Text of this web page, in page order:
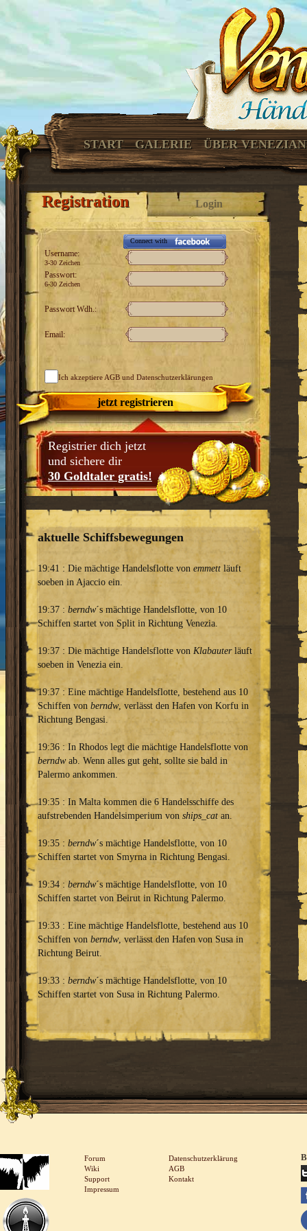
START GALERIE ÜBER
Registration Login
Connect with
Username:
3-30 Zeichen
Passwort:
6-30 Zeichen
Passwort Wdh.:
Email:
Ich akzeptiere AGB und Datenschutzerklärungen
jetzt registrieren
Registrier dich jetzt
und sichere dir
30 Goldtaler gratis!
aktuelle Schiffsbewegungen
19:41 : Die mächtige Handelsflotte von emmett läuft
soeben in Ajaccio ein.
19:37 : berndw´s mächtige Handelsflotte, von 10
Schiffen startet von Split in Richtung Venezia.
19:37 : Die mächtige Handelsflotte von Klabauterläuft
soeben in Venezia ein.
19:37 : Eine mächtige Handelsflotte, bestehend aus 10
Schiffen von berndw, verlässt den Hafen von Korfu in
Richtung Bengasi.
19:36 : In Rhodos legt die mächtige Handelsflotte von
berndwab. Wenn alles gut geht, sollte sie bald in
Palermo ankommen.
19:35 : In Malta kommen die 6 Handelsschiffe des
aufstrebenden Handelsimperium von ships_cat an.
19:35 : berndw´s mächtige Handelsflotte, von 10
Schiffen startet von Smyrna in Richtung Bengasi.
19:34 : berndw´s mächtige Handelsflotte, von 10
Schiffen startet von Beirut in Richtung Palermo.
19:33 : Eine mächtige Handelsflotte, bestehend aus 10
Schiffen von berndw, verlässt den Hafen von Susa in
Richtung Beirut.
19:33 : berndw´s mächtige Handelsflotte, von 10
Schiffen startet von Susa in Richtung Palermo.
Forum
Wiki
Support
Impressum
Datenschutzerklärung
AGB
Kontakt